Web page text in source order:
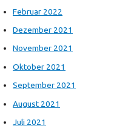
Februar 2022
Dezember 2021
November 2021
Oktober 2021
September 2021
August 2021
Juli 2021